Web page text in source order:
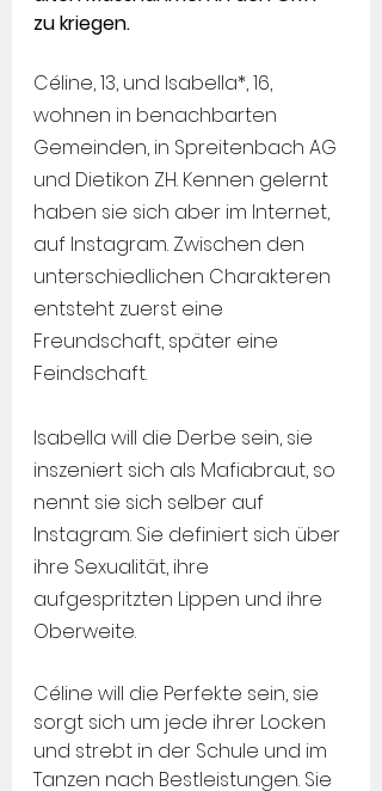
zu kriegen.
Céline, 13, und Isabella*, 16,
wohnen in benachbarten
Gemeinden, in Spreitenbach AG
und Dietikon ZH. Kennen gelernt
haben sie sich aber im Internet,
auf Instagram. Zwischen den
unterschiedlichen Charakteren
entsteht zuerst eine
Freundschaft, später eine
Feindschaft.
Isabella will die Derbe sein, sie
inszeniert sich als Mafiabraut, so
nennt sie sich selber auf
Instagram. Sie definiert sich über
ihre Sexualität, ihre
aufgespritzten Lippen und ihre
Oberweite.
Céline will die Perfekte sein, sie
sorgt sich um jede ihrer Locken
und strebt in der Schule und im
Tanzen nach Bestleistungen. Sie